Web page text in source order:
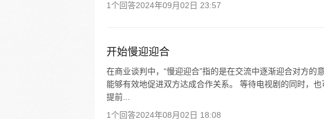
1个回答2024年09月02日 23:57
开始慢迎迎合
在商业谈判中，“慢迎迎合”指的是在交流中逐渐迎合对方的
能够有效地促进双方达成合作关系。 等待电视剧的同时，
提前...
1个回答2024年08月02日 18:08